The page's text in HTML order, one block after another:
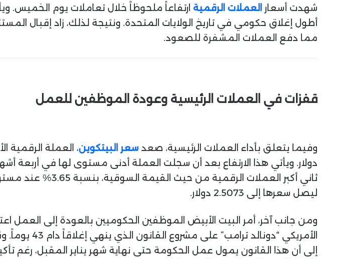
شهدت أسعار العملات الرقمية ارتفاعاً ملحوظاً خلال تعاملات يوم الخميس.
أطول إغلاق حكومي في تاريخ الولايات المتحدة. ونتيجة لذلك، زاد إقبال
مما دفع العملات المشفرة للصعود.
قفزات في العملات الرئيسية وعودة الموظفين للعمل
وفيما يتعلق بأداء العملات الرئيسية، صعد سعر البيتكوين
دولار. ويأتي هذا الارتفاع بعد أن سجلت العملة أدنى مستوى لها في أربعة
ليصل سعرها إلى 2.5073 دولار.
ومن جانب آخر، أمر البيت الأبيض الموظفين الحكوميين بالعودة إلى العمل
إلى أن هذا القانون يمول عمل الحكومة حتى نهاية شهر يناير المقبل، رغم